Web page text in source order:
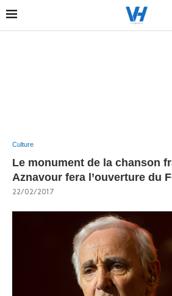
Culture
Le monument de la chanson
Aznavour fera l’ouverture du
22/02/2017